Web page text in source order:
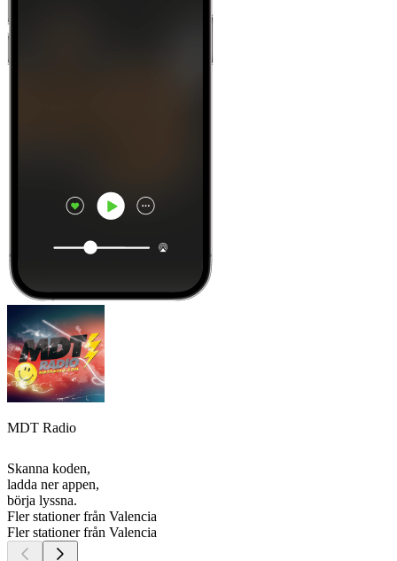
MDT Radio
Skanna koden,
ladda ner appen,
börja lyssna.
Fler stationer från Valencia
Fler stationer från Valencia